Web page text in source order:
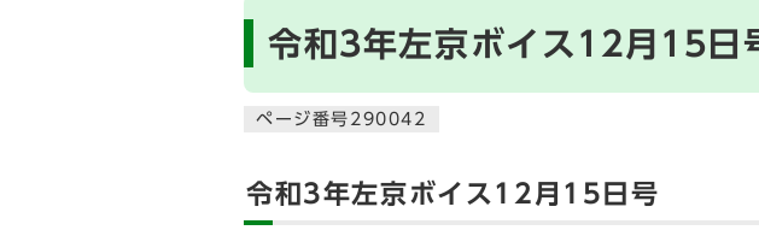
令和3年左京ボイス12月15日
ページ番号290042
令和3年左京ボイス12月15日号